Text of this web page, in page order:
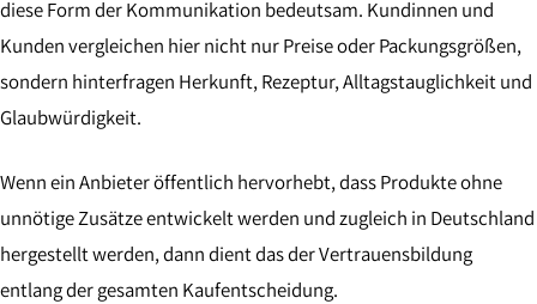
diese Form der Kommunikation bedeutsam. Kundinnen und
Kunden vergleichen hier nicht nur Preise oder Packungsgrößen,
sondern hinterfragen Herkunft, Rezeptur, Alltagstauglichkeit und
Glaubwürdigkeit.
Wenn ein Anbieter öffentlich hervorhebt, dass Produkte ohne
unnötige Zusätze entwickelt werden und zugleich in Deutschland
hergestellt werden, dann dient das der Vertrauensbildung
entlang der gesamten Kaufentscheidung.